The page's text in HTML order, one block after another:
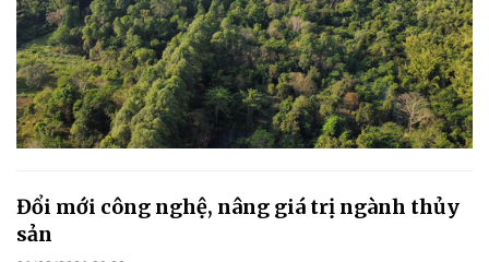
Đổi mới công nghệ, nâng giá trị ngành thủy
sản